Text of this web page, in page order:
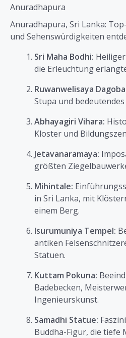
Anuradhapura
Anuradhapura, Sri Lanka:
und Sehenswürdigkeiten
Sri Maha Bodhi:
die Erleuchtung
Ruwanwelisaya
Stupa und
Abhayagiri Vihara:
Kloster und
Jetavanaramaya:
größten
Mihintale:
in Sri Lanka, mit
einem Berg.
Isurumuniya Tempel:
antiken
Statuen.
Kuttam Pokuna:
Badebecken,
Ingenieurskunst.
Samadhi Statue:
Buddha-Figur, die tiefe